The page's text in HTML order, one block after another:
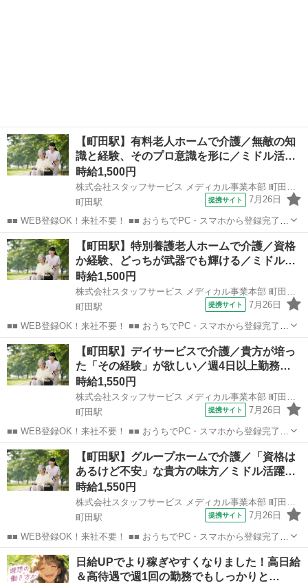
【町田駅】有料老人ホームで介護／無敵の知
識と経験、そのプロ意識を形に／ミドル活…
時給1,500円
町田駅
提携サイト 7月26日
■■ WEB登録OK！来社不要！ ■■ おうちでPC・スマホから登録完了！
電話・メールでお仕事を紹介していくので、来社は不要♪ 業界最大級
のお仕事の中から、 あなたの「叶えたい」を叶えられる職場をご紹介
します！ ■■ 資...
東京 町田市 町田駅 その他
【町田駅】特別養護老人ホームで介護／資格
か経験、どっちが武器でも輝ける／ミドル…
時給1,500円
株式会社スタッフサービス メディカル事業本部 町田介護オフィス
町田駅
提携サイト 7月26日
■■ WEB登録OK！来社不要！ ■■ おうちでPC・スマホから登録完了！
電話・メールでお仕事を紹介していくので、来社は不要♪ 業界最大級
のお仕事の中から、 あなたの「叶えたい」を叶えられる職場をご紹介
します！ ■■ 資...
東京 町田市 町田駅 その他
【町田駅】デイサービスで介護／貴方が培っ
た「その経験」が欲しい／週4日以上勤務…
時給1,550円
株式会社スタッフサービス メディカル事業本部 町田介護オフィス
町田駅
提携サイト 7月26日
■■ WEB登録OK！来社不要！ ■■ おうちでPC・スマホから登録完了！
電話・メールでお仕事を紹介していくので、来社は不要♪ 業界最大級
のお仕事の中から、 あなたの「叶えたい」を叶えられる職場をご紹介
します！ ■■ 資...
東京 町田市 町田駅 介護
【町田駅】グループホームで介護／「資格は
あるけど不安」な貴方の味方／ミドル活躍…
時給1,550円
株式会社スタッフサービス メディカル事業本部 町田介護オフィス
町田駅
提携サイト 7月26日
■■ WEB登録OK！来社不要！ ■■ おうちでPC・スマホから登録完了！
電話・メールでお仕事を紹介していくので、来社は不要♪ 業界最大級
のお仕事の中から、 あなたの「叶えたい」を叶えられる職場をご紹介
します！ ■■ 資...
東京 町田市 町田駅 その他
日給UPでより稼ぎやすくなりました！高日給
＆高待遇で週1回の勤務でもしっかりと…